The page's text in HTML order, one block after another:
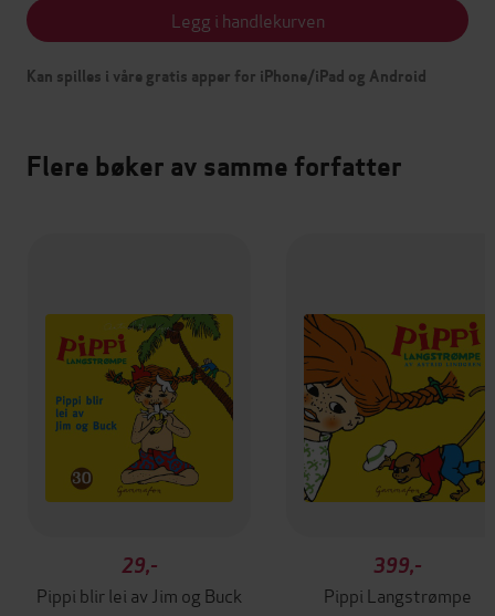
Legg i handlekurven
Kan spilles i våre gratis apper for iPhone/iPad og Android
Flere bøker av samme forfatter
29,-
Pippi blir lei av Jim og Buck
399,-
Pippi Langstrømpe